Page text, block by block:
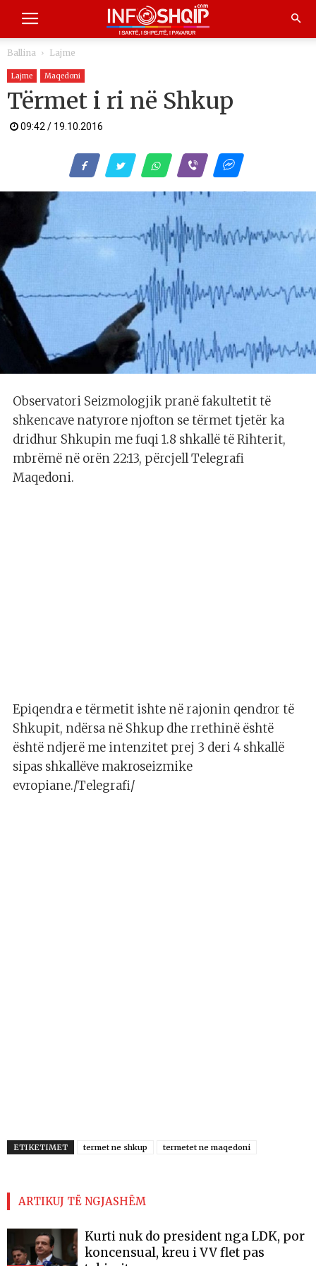
Ballina Lajme
Lajme Maqedoni
Tërmet i ri në Shkup
09:42 / 19.10.2016
Observatori Seizmologjik pranë fakultetit të
shkencave natyrore njofton se tërmet tjetër ka
dridhur Shkupin me fuqi 1.8 shkallë të Rihterit,
mbrëmë në orën 22:13, përcjell Telegrafi
Maqedoni.
Epiqendra e tërmetit ishte në rajonin qendror të
Shkupit, ndërsa në Shkup dhe rrethinë është
është ndjerë me intenzitet prej 3 deri 4 shkallë
sipas shkallëve makroseizmike
evropiane./Telegrafi/
ETIKETIMET termet ne shkup termetet ne maqedoni
ARTIKUJ TË NGJASHËM
Kurti nuk do president nga LDK, por
koncensual, kreu i VV flet pas